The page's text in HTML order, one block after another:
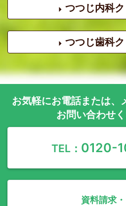
つつじ内科
つつじ歯科
お気軽にお電話または、
お問い合わせく
TEL： 0120-
資料請求